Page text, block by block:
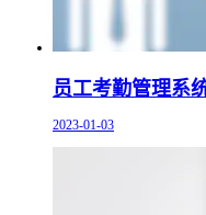
员工考勤管理系
2023-01-03